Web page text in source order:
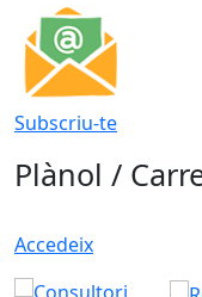
Subscriu-te
Plànol /
Accedeix